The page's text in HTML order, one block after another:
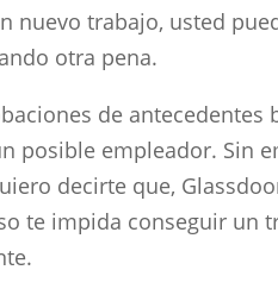
nuevo trabajo, usted
otra pena.
de antecedentes
posible empleador. Sin
decirte que,
te impida conseguir un